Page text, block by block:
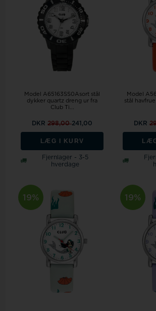
Model A65163SS0Asort stål
dykker quartz dreng ur fra
Club Ti...
DKR298,00241,00
LÆG I KURV
Fjernlager - 3-5
hverdage
Model
stål
DKR
19% 19%